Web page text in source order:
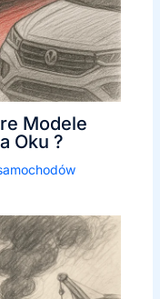
Modele
Oku ?